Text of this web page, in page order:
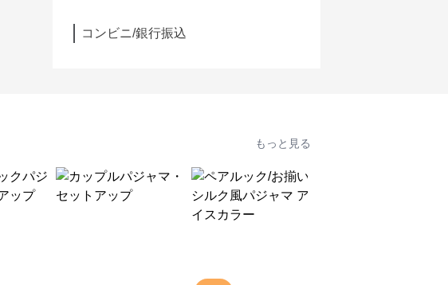
コンビニ/銀行振込
もっと見る